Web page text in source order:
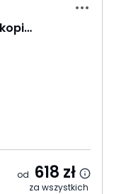
VacationClub Apartamenty Zakopiańskie
od 618 zł
za wszystkich